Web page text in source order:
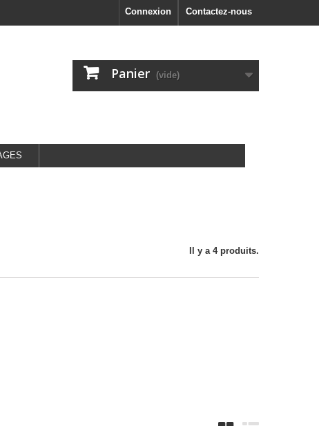
Contactez-nous
Connexion
Panier (vide)
Il y a 4 produits.